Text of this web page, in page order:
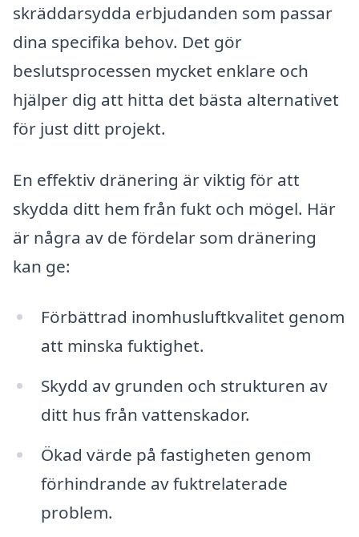
skräddarsydda erbjudanden som passar
dina specifika behov. Det gör
beslutsprocessen mycket enklare och
hjälper dig att hitta det bästa alternativet
för just ditt projekt.
En effektiv dränering är viktig för att
skydda ditt hem från fukt och mögel. Här
är några av de fördelar som dränering
kan ge:
Förbättrad inomhusluftkvalitet genom
att minska fuktighet.
Skydd av grunden och strukturen av
ditt hus från vattenskador.
Ökad värde på fastigheten genom
förhindrande av fuktrelaterade
problem.